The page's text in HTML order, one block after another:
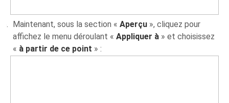
Maintenant, sous la section «Aperçu », cliquez pour
affichez le menu déroulant «Appliquer à » et choisissez
« à partir de ce point » :